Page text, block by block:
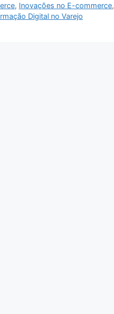
, Inovações no E-commerce,
Digital no Varejo